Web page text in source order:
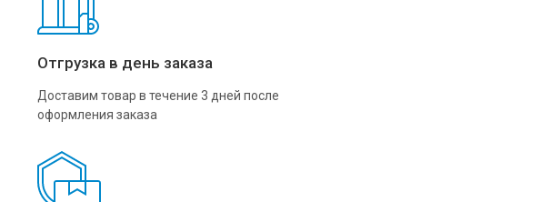
Отгрузка в день заказа
Доставим товар в течение 3 дней после
оформления заказа